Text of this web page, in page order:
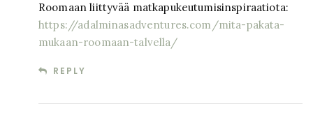
Roomaan liittyvää matkapukeutumisinspiraatiota:
https://adalminasadventures.com/mita-pakata-
mukaan-roomaan-talvella/
REPLY